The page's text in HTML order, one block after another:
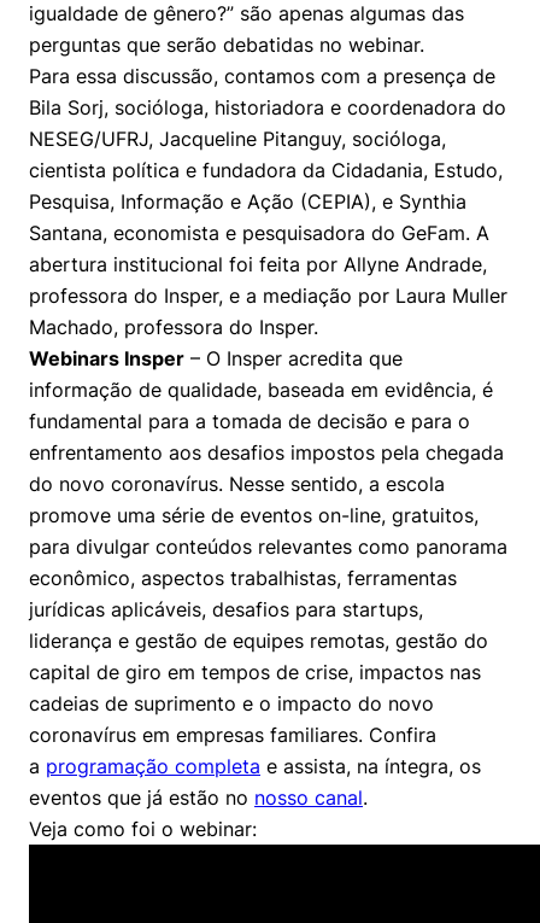
Negócios
Políticas Públicas
Sustentabilidade
Tecnologia e Dados
igualdade de gênero?” são apenas algumas das
perguntas que serão debatidas no webinar.
Para essa discussão, contamos com a presença de
Bila Sorj, socióloga, historiadora e coordenadora do
NESEG/UFRJ, Jacqueline Pitanguy, socióloga,
cientista política e fundadora da Cidadania, Estudo,
Pesquisa, Informação e Ação (CEPIA), e Synthia
Santana, economista e pesquisadora do GeFam. A
abertura institucional foi feita por Allyne Andrade,
professora do Insper, e a mediação por Laura Muller
Machado, professora do Insper.
Webinars Insper – O Insper acredita que
informação de qualidade, baseada em evidência, é
fundamental para a tomada de decisão e para o
enfrentamento aos desafios impostos pela chegada
do novo coronavírus. Nesse sentido, a escola
promove uma série de eventos on-line, gratuitos,
para divulgar conteúdos relevantes como panorama
econômico, aspectos trabalhistas, ferramentas
jurídicas aplicáveis, desafios para startups,
liderança e gestão de equipes remotas, gestão do
capital de giro em tempos de crise, impactos nas
cadeias de suprimento e o impacto do novo
coronavírus em empresas familiares. Confira
a programação completa e assista, na íntegra, os
eventos que já estão no nosso canal.
Veja como foi o webinar: